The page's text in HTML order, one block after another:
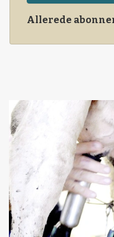
Allerede